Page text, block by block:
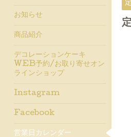
お知らせ
商品紹介
デコレーションケーキ
WEB予約/お取り寄せオン
ラインショップ
Instagram
Facebook
営業日カレンダー